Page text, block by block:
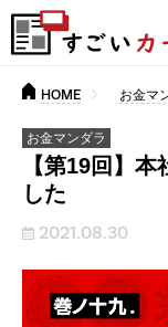
HOME お金マ
お金マンダラ
【第19回】
した
2021.08.30